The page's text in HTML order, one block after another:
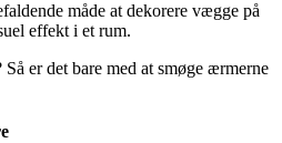
måde at dekorere vægge på
effekt i et rum.
er det bare med at smøge ærmerne